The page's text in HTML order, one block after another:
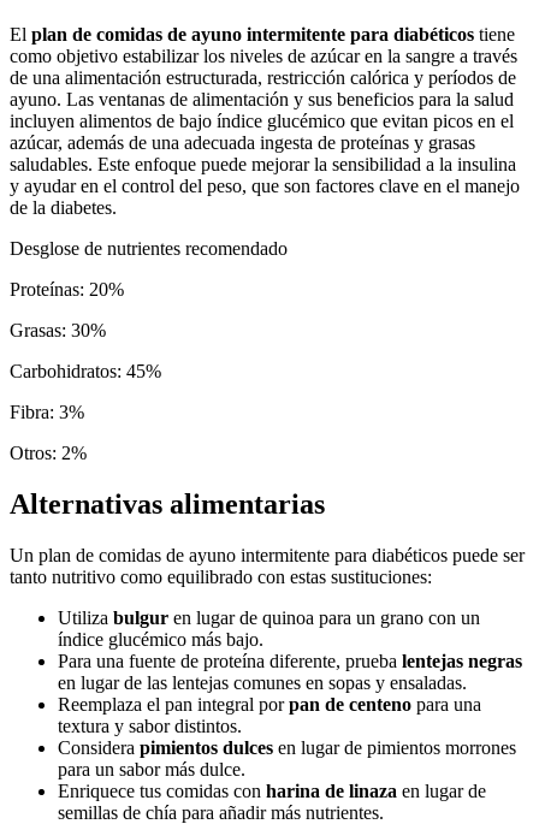
El plan de comidas de ayuno intermitente para diabéticos tiene
como objetivo estabilizar los niveles de azúcar en la sangre a través
de una alimentación estructurada, restricción calórica y períodos de
ayuno. Las ventanas de alimentación y sus beneficios para la salud
incluyen alimentos de bajo índice glucémico que evitan picos en el
azúcar, además de una adecuada ingesta de proteínas y grasas
saludables. Este enfoque puede mejorar la sensibilidad a la insulina
y ayudar en el control del peso, que son factores clave en el manejo
de la diabetes.
Desglose de nutrientes recomendado
Proteínas: 20%
Grasas: 30%
Carbohidratos: 45%
Fibra: 3%
Otros: 2%
Alternativas alimentarias
Un plan de comidas de ayuno intermitente para diabéticos puede ser
tanto nutritivo como equilibrado con estas sustituciones:
Utiliza bulgur en lugar de quinoa para un grano con un
índice glucémico más bajo.
Para una fuente de proteína diferente, prueba lentejas negras
en lugar de las lentejas comunes en sopas y ensaladas.
Reemplaza el pan integral porpan de centeno para una
textura y sabor distintos.
Considera pimientos dulces en lugar de pimientos morrones
para un sabor más dulce.
Enriquece tus comidas con harina de linaza en lugar de
semillas de chía para añadir más nutrientes.